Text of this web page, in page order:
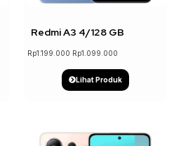
Redmi A3 4/128 GB
Rp1.199.000 Rp1.099.000
Lihat Produk